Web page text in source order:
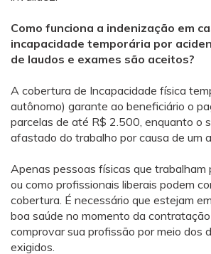
Como funciona a indenização em
incapacidade temporária por
de laudos e exames são aceitos?
A cobertura de Incapacidade física
autônomo) garante ao beneficiário o
parcelas de até R$ 2.500, enquanto o
afastado do trabalho por causa de um
Apenas pessoas físicas que trabalham
ou como profissionais liberais podem
cobertura. É necessário que estejam
boa saúde no momento da
comprovar sua profissão por meio dos
exigidos.